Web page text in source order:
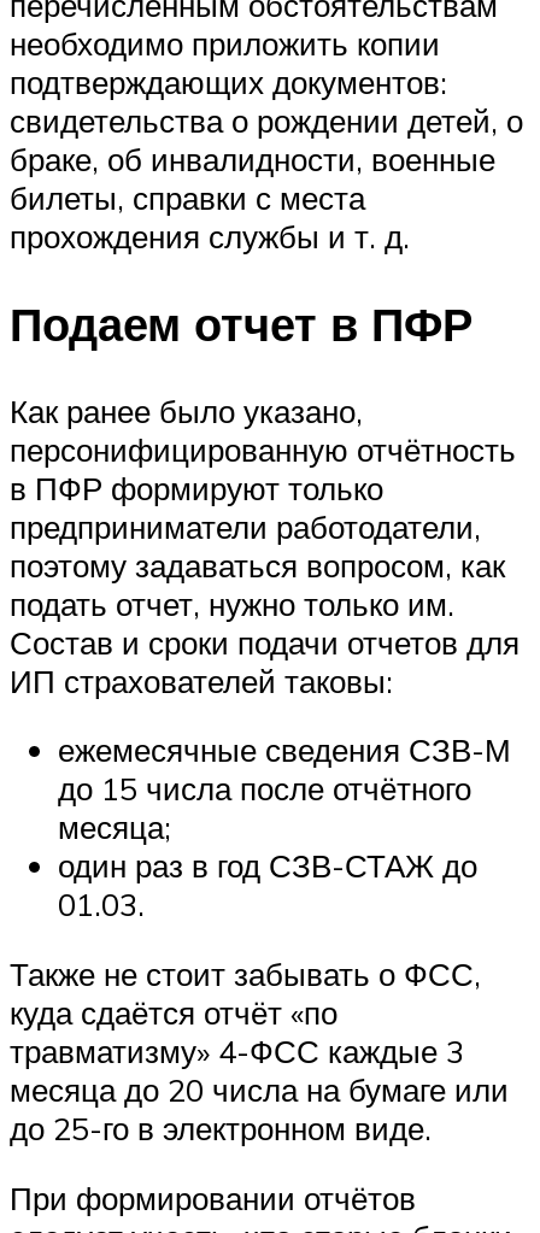
необходимо приложить копии
подтверждающих документов:
свидетельства о рождении детей, о
браке, об инвалидности, военные
билеты, справки с места
прохождения службы и т. д.
Подаем отчет в ПФР
Как ранее было указано,
персонифицированную отчётность
в ПФР формируют только
предприниматели работодатели,
поэтому задаваться вопросом, как
подать отчет, нужно только им.
Состав и сроки подачи отчетов для
ИП страхователей таковы:
ежемесячные сведения СЗВ-М
до 15 числа после отчётного
месяца;
один раз в год СЗВ-СТАЖ до
01.03.
Также не стоит забывать о ФСС,
куда сдаётся отчёт «по
травматизму» 4-ФСС каждые 3
месяца до 20 числа на бумаге или
до 25-го в электронном виде.
При формировании отчётов